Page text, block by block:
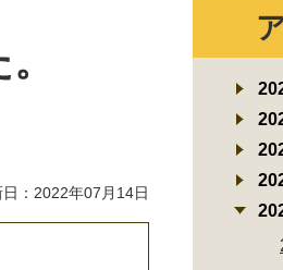
：2022年07月14日